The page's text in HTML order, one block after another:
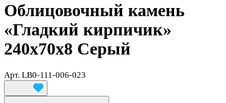
Облицовочный камень
«Гладкий кирпичик»
240x70x8 Серый
Арт. LB0-111-006-023